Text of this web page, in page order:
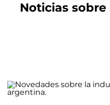
Noticias sobre